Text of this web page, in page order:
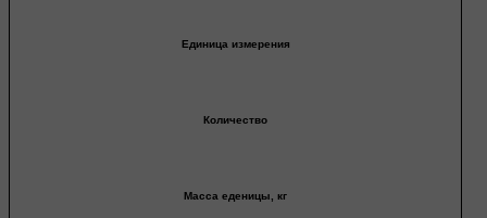
Единица измерения
Количество
Масса еденицы, кг